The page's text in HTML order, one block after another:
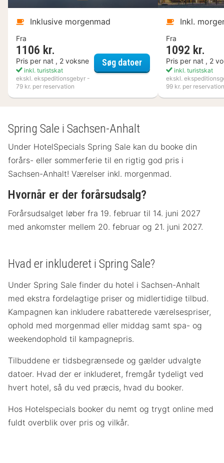
Inklusive morgenmad
Fra
1106 kr.
Pris per nat , 2 voksne
inkl. turistskat
ekskl. ekspeditionsgebyr -
79 kr. per reservation
Søg datoerVANN
Inkl.
Fra
1092 kr.
Pris per nat , 2
inkl. turistskat
ekskl.
99 kr. per reservation
Spring Sale i Sachsen-Anhalt
Under HotelSpecials Spring Sale kan du booke din
forårs- eller sommerferie til en rigtig god pris i
Sachsen-Anhalt! Værelser inkl. morgenmad.
Hvornår er der forårsudsalg?
Forårsudsalget løber fra 19. februar til 14. juni 2027
med ankomster mellem 20. februar og 21. juni 2027.
Hvad er inkluderet i Spring Sale?
Under Spring Sale finder du hotel i Sachsen-Anhalt
med ekstra fordelagtige priser og midlertidige tilbud.
Kampagnen kan inkludere rabatterede værelsespriser,
ophold med morgenmad eller middag samt spa- og
weekendophold til kampagnepris.
Tilbuddene er tidsbegrænsede og gælder udvalgte
datoer. Hvad der er inkluderet, fremgår tydeligt ved
hvert hotel, så du ved præcis, hvad du booker.
Hos Hotelspecials booker du nemt og trygt online med
fuldt overblik over pris og vilkår.